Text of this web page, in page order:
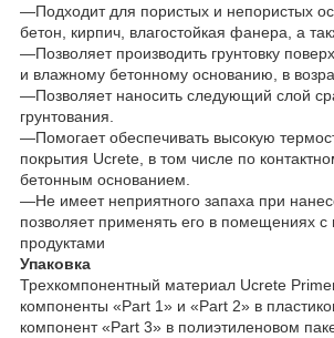
—Подходит для пористых и непористых
бетон, кирпич, влагостойкая фанера, а
—Позволяет производить грунтовку
и влажному бетонному основанию, в
—Позволяет наносить следующий слой
грунтования.
—Помогает обеспечивать высокую
покрытия Ucrete, в том числе по
бетонным основанием.
—Не имеет неприятного запаха при
позволяет применять его в помещениях
продуктами
Упаковка
Трехкомпонентный материал Ucrete
компоненты «Part 1» и «Part 2» в
компонент «Part 3» в полиэтиленовом